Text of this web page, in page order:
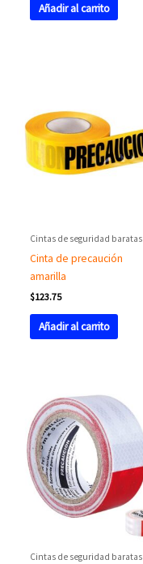
Añadir al carrito
Cintas de seguridad baratas
Cinta de precaución
amarilla
$123.75
Añadir al carrito
Cintas de seguridad baratas
price
was:
$140.00.
is:
$116.00.